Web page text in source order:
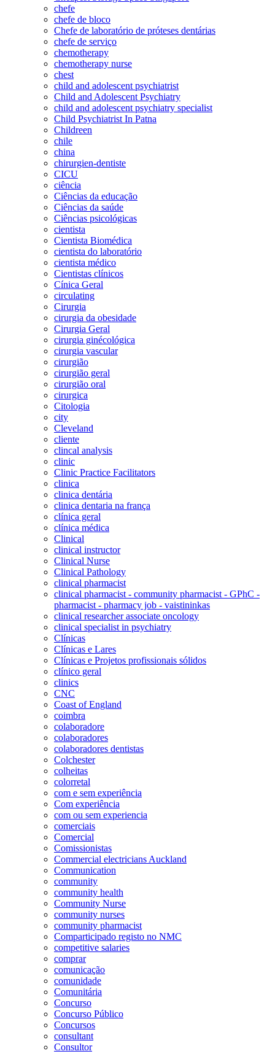
chefe
chefe de bloco
Chefe de laboratório de próteses dentárias
chefe de serviço
chemotherapy
chemotherapy nurse
chest
child and adolescent psychiatrist
Child and Adolescent Psychiatry
child and adolescent psychiatry specialist
Child Psychiatrist In Patna
Childreen
chile
china
chirurgien-dentiste
CICU
ciência
Ciências da educação
Ciências da saúde
Ciências psicológicas
cientista
Cientista Biomédica
cientista do laboratório
cientista médico
Cientistas clínicos
Cínica Geral
circulating
Cirurgia
cirurgia da obesidade
Cirurgia Geral
cirurgia ginécológica
cirurgia vascular
cirurgião
cirurgião geral
cirurgião oral
cirurgica
Citologia
city
Cleveland
cliente
clincal analysis
clinic
Clinic Practice Facilitators
clinica
clinica dentária
clinica dentaria na frança
clínica geral
clínica médica
Clinical
clinical instructor
Clinical Nurse
Clinical Pathology
clinical pharmacist
clinical pharmacist - community pharmacist - GPhC -
pharmacist - pharmacy job - vaistininkas
clinical researcher associate oncology
clinical specialist in psychiatry
Clínicas
Clínicas e Lares
Clínicas e Projetos profissionais sólidos
clínico geral
clinics
CNC
Coast of England
coimbra
colaboradore
colaboradores
colaboradores dentistas
Colchester
colheitas
colorretal
com e sem experiência
Com experiência
com ou sem experiencia
comerciais
Comercial
Comissionistas
Commercial electricians Auckland
Communication
community
community health
Community Nurse
community nurses
community pharmacist
Comparticipado registo no NMC
competitive salaries
comprar
comunicação
comunidade
Comunitária
Concurso
Concurso Público
Concursos
consultant
Consultor